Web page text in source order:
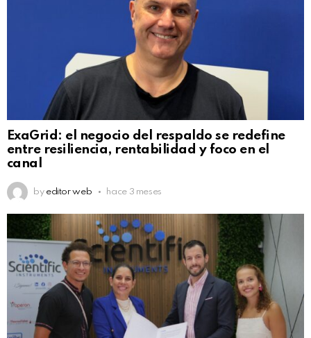
ExaGrid: el negocio del respaldo se redefine
entre resiliencia, rentabilidad y foco en el
canal
by editor web hace 3 meses